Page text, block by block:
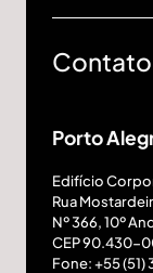
Contato
Porto
Edifício
Rua
Nº 366, 10º
CEP 90.430-
Fone: +55 (51)